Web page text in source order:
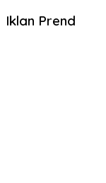
Iklan Prend